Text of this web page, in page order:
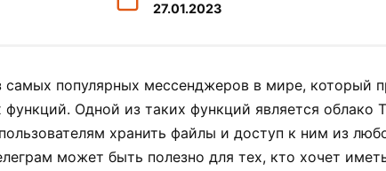
27.01.2023
популярных мессенджеров в мире, который
Одной из таких функций является облако
хранить файлы и доступ к ним из
может быть полезно для тех, кто хочет